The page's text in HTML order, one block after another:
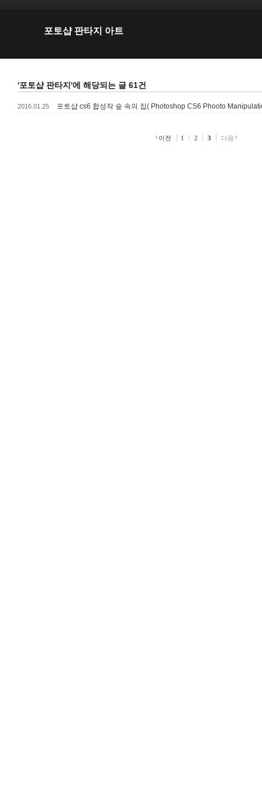
포토샵 판타지 아트
'포토샵 판타지'에 해당되는 글 61건
2016.01.25 포토샵 cs6 합성작 숲 속의 집( Photoshop CS6 Phooto
이전 1 2 3 다음